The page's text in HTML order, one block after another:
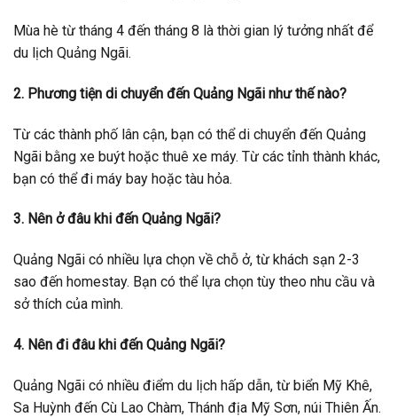
Mùa hè từ tháng 4 đến tháng 8 là thời gian lý tưởng nhất để
du lịch Quảng Ngãi.
2. Phương tiện di chuyển đến Quảng Ngãi như thế nào?
Từ các thành phố lân cận, bạn có thể di chuyển đến Quảng
Ngãi bằng xe buýt hoặc thuê xe máy. Từ các tỉnh thành khác,
bạn có thể đi máy bay hoặc tàu hỏa.
3. Nên ở đâu khi đến Quảng Ngãi?
Quảng Ngãi có nhiều lựa chọn về chỗ ở, từ khách sạn 2-3
sao đến homestay. Bạn có thể lựa chọn tùy theo nhu cầu và
sở thích của mình.
4. Nên đi đâu khi đến Quảng Ngãi?
Quảng Ngãi có nhiều điểm du lịch hấp dẫn, từ biển Mỹ Khê,
Sa Huỳnh đến Cù Lao Chàm, Thánh địa Mỹ Sơn, núi Thiên Ấn.